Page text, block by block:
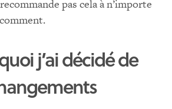
pas cela à n’importe
j’ai décidé de